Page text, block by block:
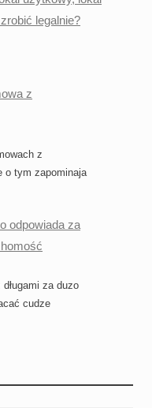
legalnie?
z
z
o tym zapominaja
odpowiada za
za duzo
cudze